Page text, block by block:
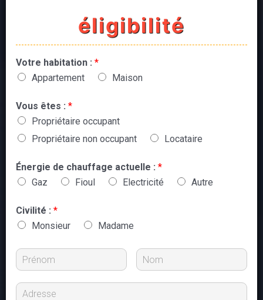
éligibilité
Votre habitation : *
Appartement
Maison
Vous êtes : *
Propriétaire occupant
Propriétaire non occupant
Locataire
Énergie de chauffage actuelle : *
Gaz
Fioul Electricité Autre
Civilité : *
Monsieur
Madame